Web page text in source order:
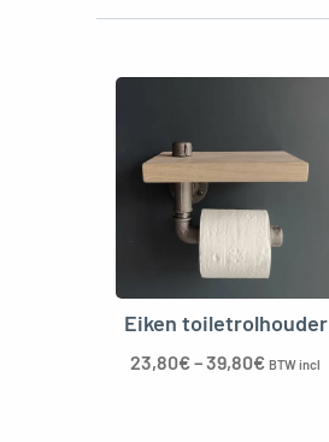
Eiken toiletrolhouder
23,80€–39,80€ BTW incl